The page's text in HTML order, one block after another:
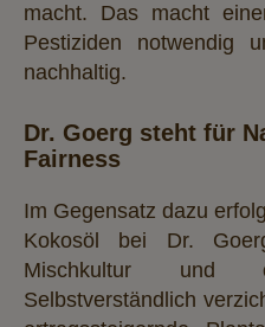
macht. Das macht
Pestiziden notwendig
nachhaltig.
Dr. Goerg steht für
Fairness
Im Gegensatz dazu
Kokosöl bei Dr.
Mischkultur und
Selbstverständlich